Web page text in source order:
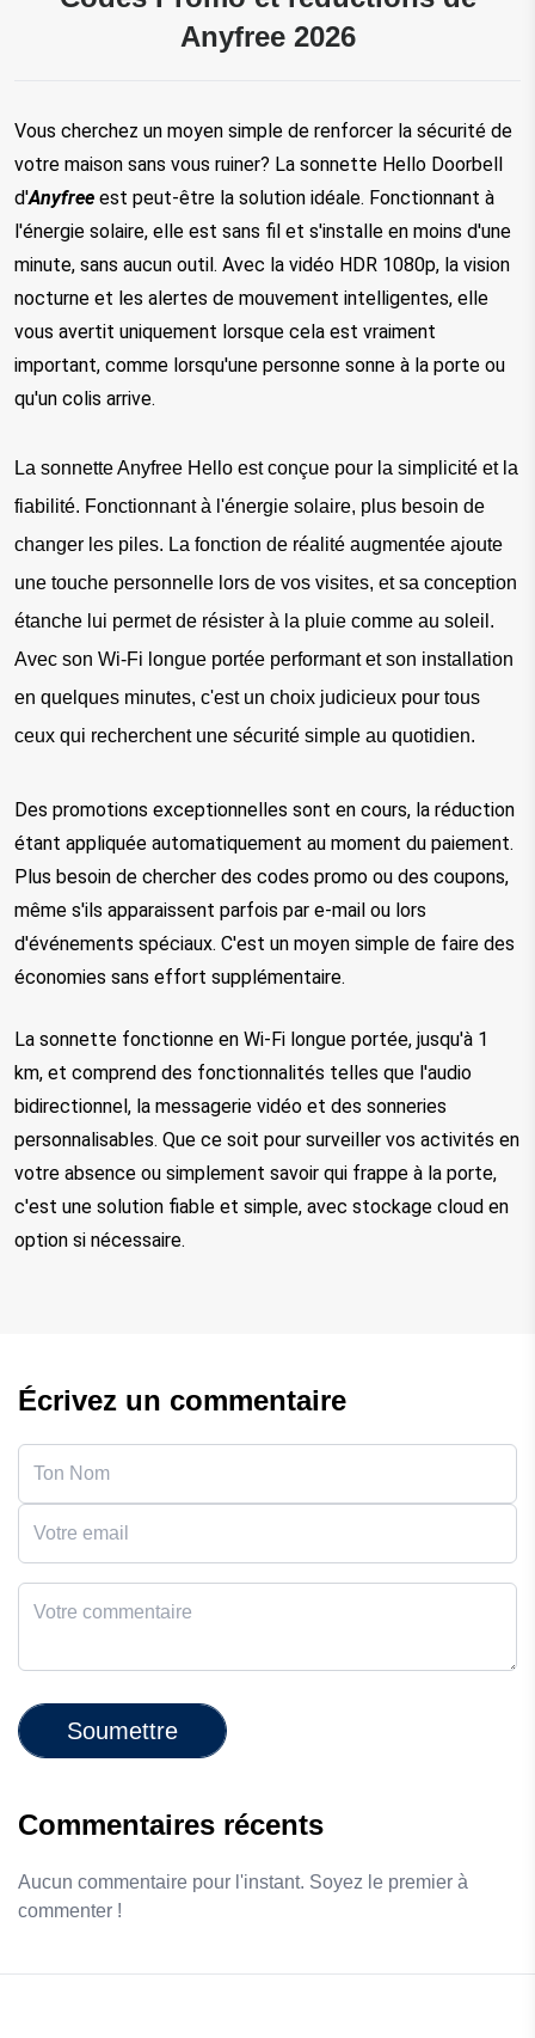
Anyfree 2026
Vous cherchez un moyen simple de renforcer la sécurité de
votre maison sans vous ruiner? La sonnette Hello Doorbell
d'Anyfree est peut-être la solution idéale. Fonctionnant à
l'énergie solaire, elle est sans fil et s'installe en moins d'une
minute, sans aucun outil. Avec la vidéo HDR 1080p, la vision
nocturne et les alertes de mouvement intelligentes, elle
vous avertit uniquement lorsque cela est vraiment
important, comme lorsqu'une personne sonne à la porte ou
qu'un colis arrive.
La sonnette Anyfree Hello est conçue pour la simplicité et la
fiabilité. Fonctionnant à l'énergie solaire, plus besoin de
changer les piles. La fonction de réalité augmentée ajoute
une touche personnelle lors de vos visites, et sa conception
étanche lui permet de résister à la pluie comme au soleil.
Avec son Wi-Fi longue portée performant et son installation
en quelques minutes, c'est un choix judicieux pour tous
ceux qui recherchent une sécurité simple au quotidien.
Des promotions exceptionnelles sont en cours, la réduction
étant appliquée automatiquement au moment du paiement.
Plus besoin de chercher des codes promo ou des coupons,
même s'ils apparaissent parfois par e-mail ou lors
d'événements spéciaux. C'est un moyen simple de faire des
économies sans effort supplémentaire.
La sonnette fonctionne en Wi-Fi longue portée, jusqu'à 1
km, et comprend des fonctionnalités telles que l'audio
bidirectionnel, la messagerie vidéo et des sonneries
personnalisables. Que ce soit pour surveiller vos activités en
votre absence ou simplement savoir qui frappe à la porte,
c'est une solution fiable et simple, avec stockage cloud en
option si nécessaire.
Écrivez un commentaire
Soumettre
Commentaires récents
Aucun commentaire pour l'instant. Soyez le premier à
commenter !